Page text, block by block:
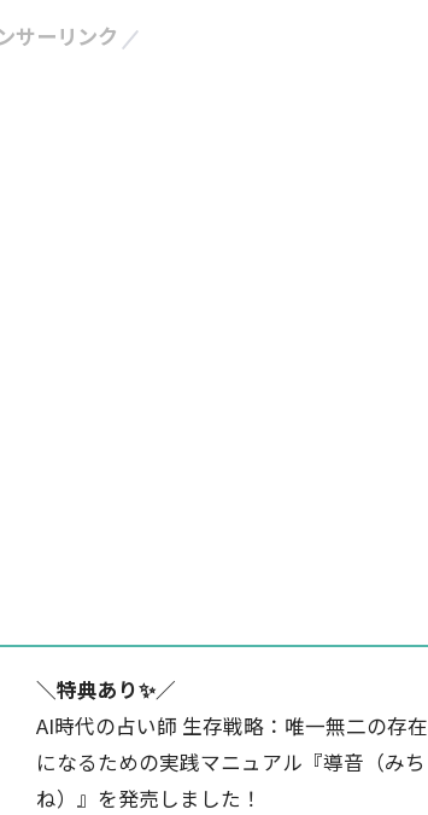
サーリンク
＼特典あり✨️／
AI時代の占い師 生存戦略：唯一無二の存在
になるための実践マニュアル『導音（みち
ね）』を発売しました！